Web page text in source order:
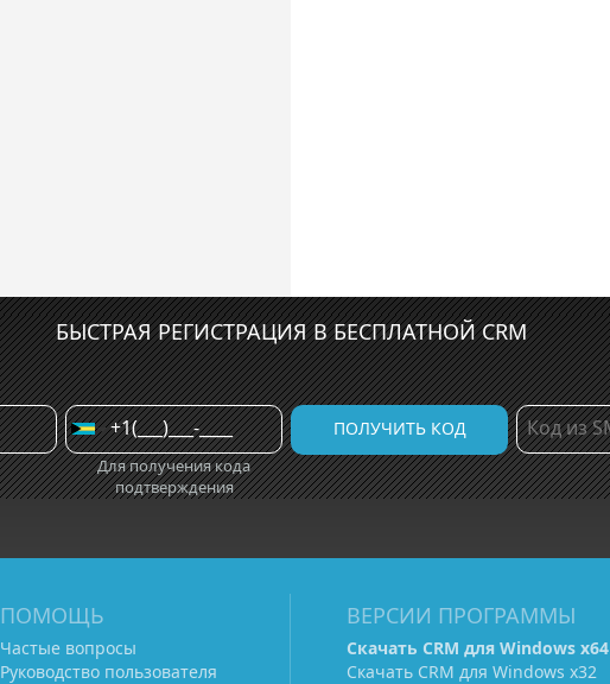
БЫСТРАЯ РЕГИСТРАЦИЯ В БЕСПЛАТНОЙ CRM
Для получения кода
подтверждения
ПОМОЩЬ
Частые вопросы
Руководство пользователя
ВЕРСИИ ПРОГРАММЫ
Скачать CRM для Windows х64
Скачать CRM для Windows х32